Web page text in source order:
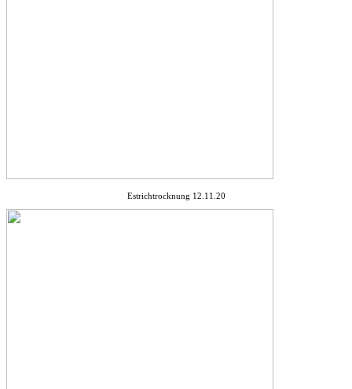
Estrichtrocknung 12.11.20